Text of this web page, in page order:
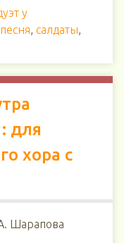
у
, салдаты,
для
хора с
Шарапова